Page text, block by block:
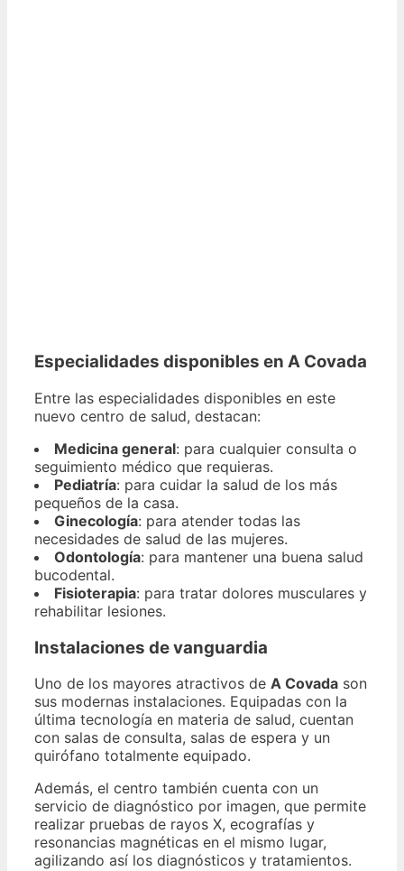
Especialidades disponibles en A Covada
Entre las especialidades disponibles en este
nuevo centro de salud, destacan:
Medicina general: para cualquier consulta o
seguimiento médico que requieras.
Pediatría: para cuidar la salud de los más
pequeños de la casa.
Ginecología: para atender todas las
necesidades de salud de las mujeres.
Odontología: para mantener una buena salud
bucodental.
Fisioterapia: para tratar dolores musculares y
rehabilitar lesiones.
Instalaciones de vanguardia
Uno de los mayores atractivos de A Covada son
sus modernas instalaciones. Equipadas con la
última tecnología en materia de salud, cuentan
con salas de consulta, salas de espera y un
quirófano totalmente equipado.
Además, el centro también cuenta con un
servicio de diagnóstico por imagen, que permite
realizar pruebas de rayos X, ecografías y
resonancias magnéticas en el mismo lugar,
agilizando así los diagnósticos y tratamientos.